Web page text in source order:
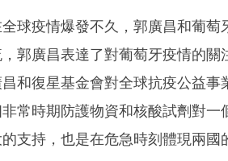
球疫情爆發不久，郭廣昌和葡
郭廣昌表達了對葡萄牙疫情的
昌和復星基金會對全球抗疫公益
常時期防護物資和核酸試劑對
支持，也是在危急時刻體現兩國